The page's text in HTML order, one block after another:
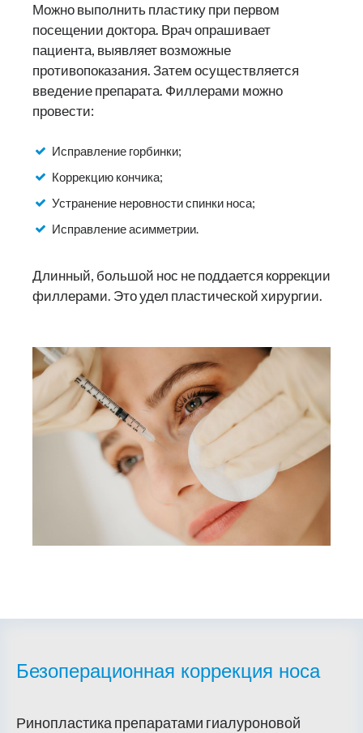
Можно выполнить пластику при первом
посещении доктора. Врач опрашивает
пациента, выявляет возможные
противопоказания. Затем осуществляется
введение препарата. Филлерами можно
провести:
Исправление горбинки;
Коррекцию кончика;
Устранение неровности спинки носа;
Исправление асимметрии.
Длинный, большой нос не поддается коррекции
филлерами. Это удел пластической хирургии.
Безоперационная коррекция носа
Ринопластика препаратами гиалуроновой